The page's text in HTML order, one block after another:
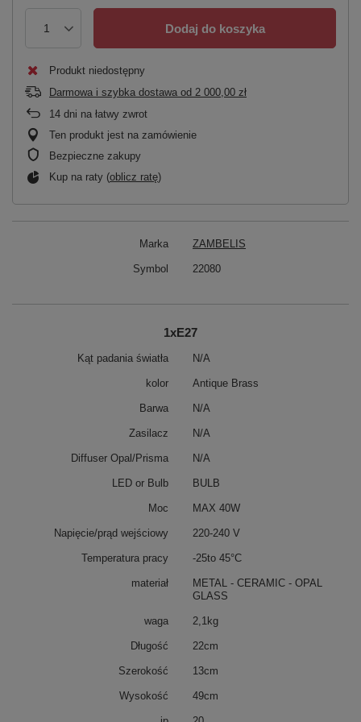
Dodaj do koszyka
Produkt niedostępny
Darmowa i szybka dostawa od 2 000,00 zł
14 dni na łatwy zwrot
Ten produkt jest na zamówienie
Bezpieczne zakupy
Kup na raty (oblicz ratę)
Marka ZAMBELIS
Symbol 22080
1xE27
Kąt padania światła N/A
kolor Antique Brass
Barwa N/A
Zasilacz N/A
Diffuser Opal/Prisma N/A
LED or Bulb BULB
Moc MAX 40W
Napięcie/prąd wejściowy 220-240 V
Temperatura pracy -25to 45°C
materiał
METAL - CERAMIC - OPAL
GLASS
waga 2,1kg
Długość 22cm
Szerokość 13cm
Wysokość 49cm